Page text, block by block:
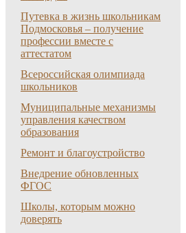
Путевка в жизнь школьникам
Подмосковья – получение
профессии вместе с
аттестатом
Всероссийская олимпиада
школьников
Муниципальные механизмы
управления качеством
образования
Ремонт и благоустройство
Внедрение обновленных
ФГОС
Школы, которым можно
доверять